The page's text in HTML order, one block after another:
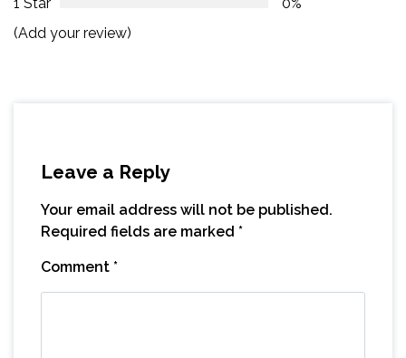
(Add your review)
Leave a Reply
Your email address will not be published.
Required fields are marked *
Comment *